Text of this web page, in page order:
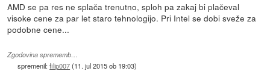
AMD se pa res ne splača trenutno, sploh pa zakaj bi plačeval
visoke cene za par let staro tehnologijo. Pri Intel se dobi sveže za
podobne cene...
Zgodovina sprememb…
spremenil:filip007(11. jul 2015 ob 19:03)